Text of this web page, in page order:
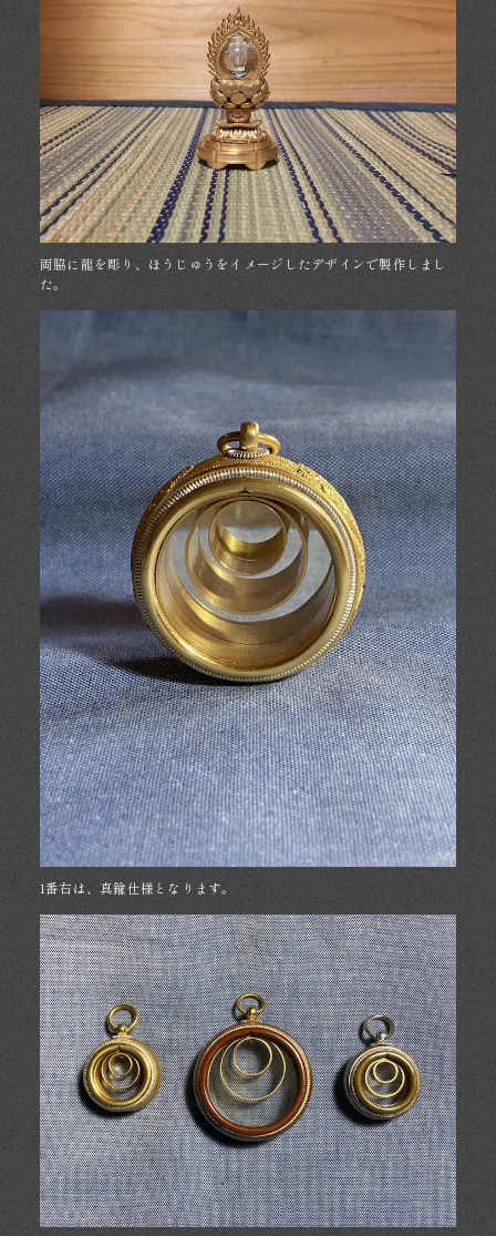
両脇に龍を彫り、ほうじゅうをイメージしたデザインで製作しまし
た。
1番右は、真鍮仕様となります。